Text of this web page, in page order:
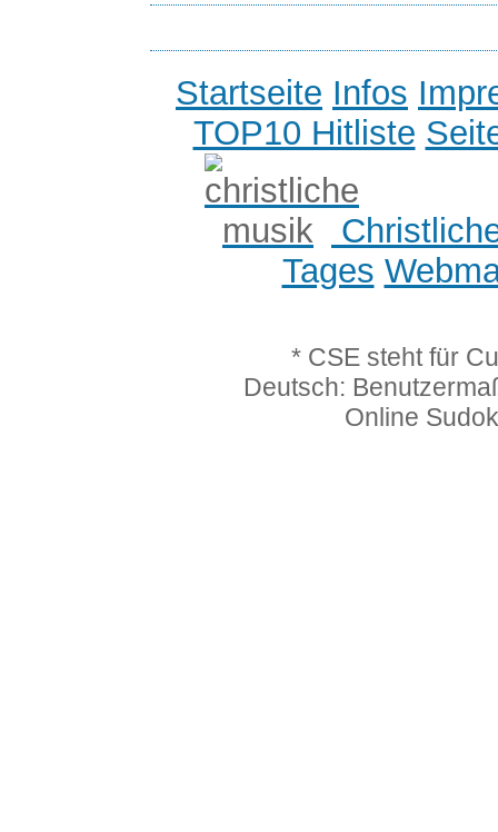
Startseite Infos
TOP10 Hitliste
Tages
* CSE steht für
Deutsch:
Online